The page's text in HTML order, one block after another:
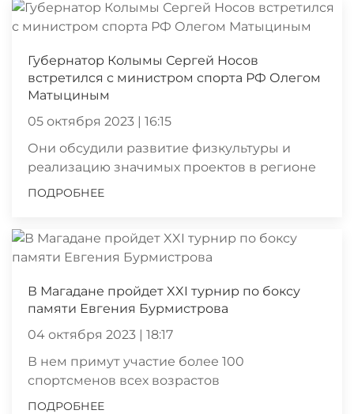
Губернатор Колымы Сергей Носов
встретился с министром спорта РФ Олегом
Матыциным
05 октября 2023 | 16:15
Они обсудили развитие физкультуры и
реализацию значимых проектов в регионе
ПОДРОБНЕЕ
В Магадане пройдет XXI турнир по боксу
памяти Евгения Бурмистрова
04 октября 2023 | 18:17
В нем примут участие более 100
спортсменов всех возрастов
ПОДРОБНЕЕ